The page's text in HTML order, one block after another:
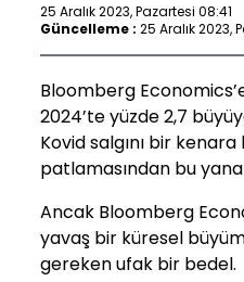
25 Aralık 2023, Pazartesi 08:41
Güncelleme : 25 Aralık 2023,
Bloomberg
2024’te yüzde 2,7
Kovid salgını bir kenara
patlamasından bu
Ancak Bloomberg
yavaş bir küresel
gereken ufak bir bedel.